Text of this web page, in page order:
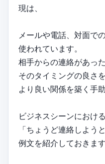
現は、
メールや電話、対面で
使われています。
相手からの連絡があった
そのタイミングの良さ
より良い関係を築く手
ビジネスシーンにおける
「ちょうど連絡しよう
例文を紹介しておきます